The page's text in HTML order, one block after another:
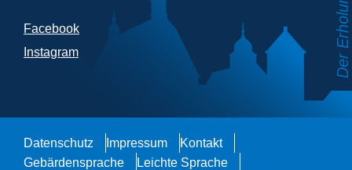
Facebook
Instagram
Datenschutz Impressum
Kontakt
Gebärdensprache
Leichte Sprache